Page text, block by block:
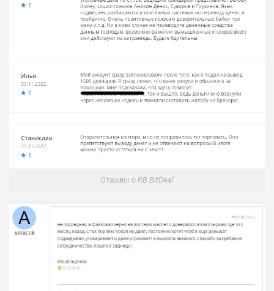
Отзывы о RB BitDeal